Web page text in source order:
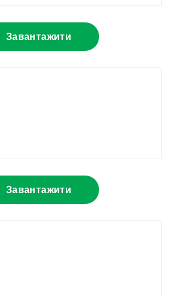
Завантажити
Завантажити